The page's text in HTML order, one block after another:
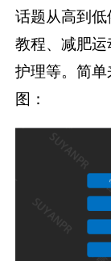
话题从高到
教程、减肥
护理等。简
图：